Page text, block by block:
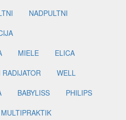
NADPULTNI
MIELE
ELICA
RADIJATOR
WELL
BABYLISS
PHILIPS
MULTIPRAKTIK